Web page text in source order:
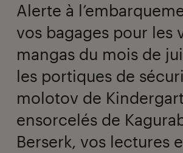
Alerte à
vos bagages pour les
mangas du mois de
les portiques de
molotov de
ensorcelés de
Berserk, vos lectures